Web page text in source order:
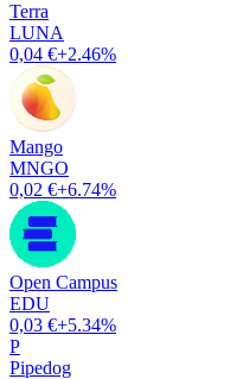
Terra
LUNA
0,04 €+2.46%
Mango
MNGO
0,02 €+6.74%
Open Campus
EDU
0,03 €+5.34%
P
Pipedog